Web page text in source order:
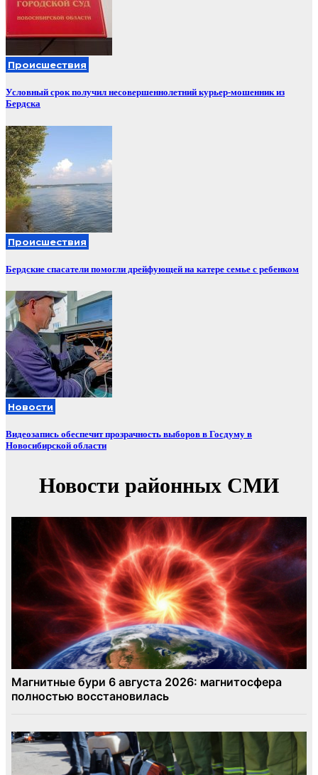
Происшествия
Условный срок получил несовершеннолетний курьер-мошенник из
Бердска
Происшествия
Бердские спасатели помогли дрейфующей на катере семье с ребенком
Новости
Видеозапись обеспечит прозрачность выборов в Госдуму в
Новосибирской области